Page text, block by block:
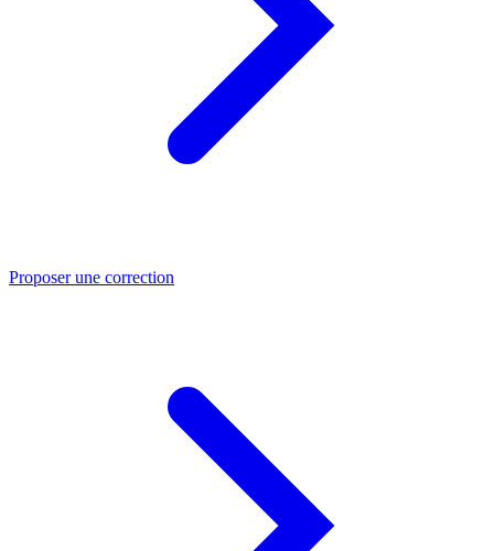
Proposer une correction